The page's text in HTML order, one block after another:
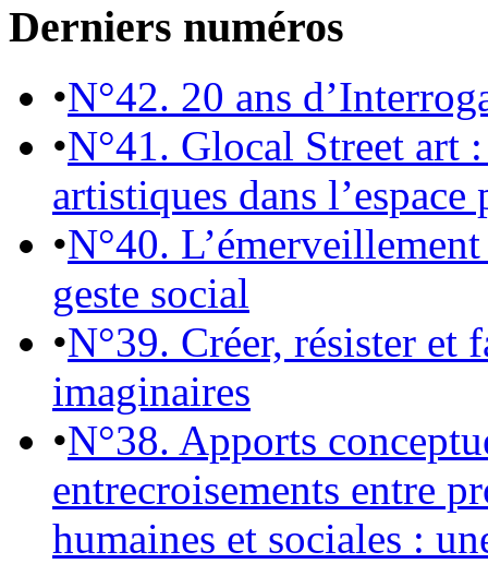
Derniers numéros
•N°42. 20 ans
•N°41. Glocal Street art
artistiques dans l’espace
•N°40.
geste social
•N°39. Créer, résister et
imaginaires
•N°38. Apports
entrecroisements entre
humaines et sociales :